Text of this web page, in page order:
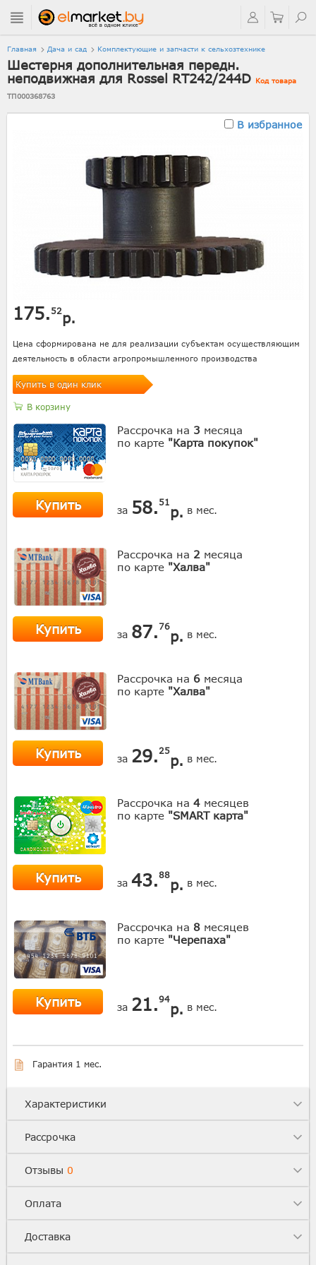
Главная Дача и сад Комплектующие и запчасти к сельхозтехнике
Шестерня дополнительная передн.
неподвижная для Rossel RT242/244D Код товара
ТП000368763
В избранное
175. 52р.
Цена сформирована не для реализации субъектам осуществляющим
деятельность в области агропромышленного производства
Купить в один клик
В корзину
Рассрочка на 3 месяца
по карте "Карта покупок"
Купить за 58. 51
р. в мес.
Рассрочка на 2 месяца
по карте "Халва"
Купить за 87. 76
р. в мес.
Рассрочка на 6 месяца
по карте "Халва"
Купить за 29. 25
р. в мес.
Рассрочка на 4 месяцев
по карте "SMART карта"
Купить за 43.88
р. в мес.
Рассрочка на 8 месяцев
по карте "Черепаха"
Купить за 21.94
р. в мес.
Гарантия 1 мес.
Характеристики
Рассрочка
Отзывы 0
Оплата
Доставка